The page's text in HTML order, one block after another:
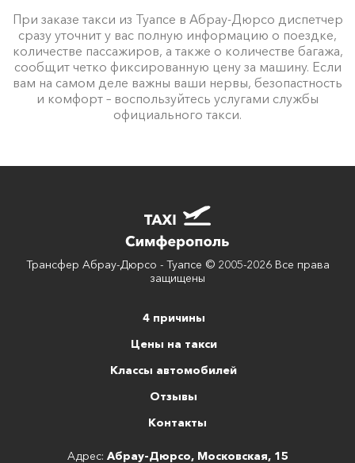
При заказе такси из Туапсе в Абрау-Дюрсо диспетчер
сразу уточнит у вас полную информацию о поездке,
количестве пассажиров, а также о количестве багажа,
сообщит четко фиксированную цену за машину. Если
вам на самом деле важны ваши нервы, безопастность
и комфорт – воспользуйтесь услугами службы
официального такси.
Трансфер Абрау-Дюрсо - Туапсе © 2005-2026 Все права
защищены
4 причины
Цены на такси
Классы автомобилей
Отзывы
Контакты
Адрес: Абрау-Дюрсо, Московская, 15